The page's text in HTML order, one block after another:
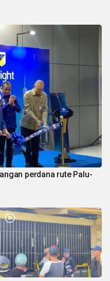
perdana rute Palu-